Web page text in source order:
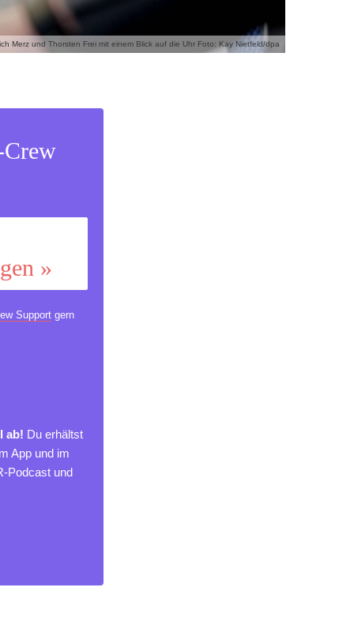
Merz und Thorsten Frei mit einem Blick auf die Uhr Foto: Kay Nietfeld/dpa
»
Supportgern
ab! Du erhältst
App und im
Podcast und